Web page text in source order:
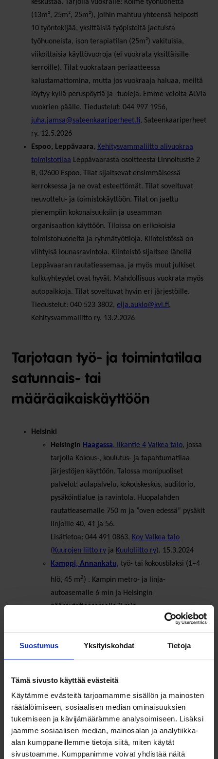
Suostumus Yksityiskohdat Tietoja
Tämä sivusto käyttää evästeitä
Käytämme evästeitä tarjoamamme sisällön ja mainosten
räätälöimiseen, sosiaalisen median ominaisuuksien
tukemiseen ja kävijämäärämme analysoimiseen. Lisäksi
jaamme sosiaalisen median, mainosalan ja analytiikka-
alan kumppaneillemme tietoja siitä, miten käytät
sivustoamme. Kumppanimme voivat yhdistää näitä
keskustaa. Tarjolla vuokralle: Kolme työhuonetta
(13m², 25m², 25m²), joihin mahtuu yhteensä helposti
10 työntekijää, yksittäisiä työpisteitä jaetuista
työhuoneista, ison terapiatilan (25m²) vakituisia,
viikoittaisia käyttövuoroja (ei vuokrata yksittäisille
kerroille). Tilat vuokrataan periaatteessa
kalustamattomina, mutta jos vuokraaja haluaa, meiltä
löytyy kyllä peruspöytiä ja -tuoleja. Emme veloita ALVia
vuokrien päälle. Tiedustelut: 044 997 1956,
juha.jamsa@sateenkaariperheet.fi, Sateenkaariperheet
ry. 12.5.2026
Espoo, Leppävaara, Kehitysvammaliitto alivuokraa
toimistotilaa Leppävaarasta osoitteesta Linnoitustie 2
B, 02600 Espoo. Tilat sijaitsevat ensimmäisessä
kerroksessa ja ne ovat esteettömät. Tilat soveltuvat
neuvottelu- ja toimistokäyttöön. Tilat on jaettu
pienempiin kokonaisuuksiin ja useamman
organisaation käyttöön. Tiloissa on erikokoisia
toimistohuoneita ja ryhmätyötiloja. Kiinteistössä on
viihtyisä lounasravintola. Kiinteistö sijaitsee lähellä
Leppävaaran rautatieasemaa, ja myös muut julkiset
kulkuyhteydet ovat hyvät. Mahdollisuus vuokrata myös
autopaikkoja. Tilat soveltuvat hyvin eri järjestöille.
Tiedustelut: 040 523 3802, eija.aukio@kvl.fi,
Kehitysvammaliitto ry. 13.2.2026
Tarjotaan työ- ja toimintatilaa
satunnais- tai
määräaikaiskäyttöön
Helsinki
Helsingin Haagassa, Ilkantie 4 Valkea talo, jossa
tarjolla Kokous-, koulutus- ja tapahtumatilaa
järjestöjen käyttöön. Talossa monipuoliset
palvelut: aulapalvelu, kokouskeskus, auditorio,
pysäköintialue ja ravintola. Huopalahden
rautatieasemalle 750 m ja ”oven edessä” pysäkit
linjoille 40, 41 ja 56.
Lisätietoa: 044 491 0863, Koy Valkea talo
( Kuurojen liitto ry ja Kuuloliitto ry). 15.3.2024
Kamppi, Annankatu, työ- tai kokoustilaksi (1–4
hlö, 45 m2) . Kampin metro- ja linja-
autoasemalle 6 min ja Helsingin
päärautatieasemalle 9 min.
Raittiuden Ystävät ry,
puh. Päivitetty 21.3.2024.
Konala
Tarjolla on kuntosali, neuvottelutila sekä
iso keittiö ruokailuryhmällä (n. 10 henkeä) 10
Tutustu tiloihin ja välineisiin
Esteetön tila, rakennuksessa lounaspaikka ja
maksutonta pysäköintitilaa lähellä. Bussilinjat 30
ja 59, sekä Porintien linjat Ruosilantien pysäkiltä.
Tiedustelut: 045 605 6165,
Mahdollisuus lapselle
ry. Päivitetty 21.3.2024.